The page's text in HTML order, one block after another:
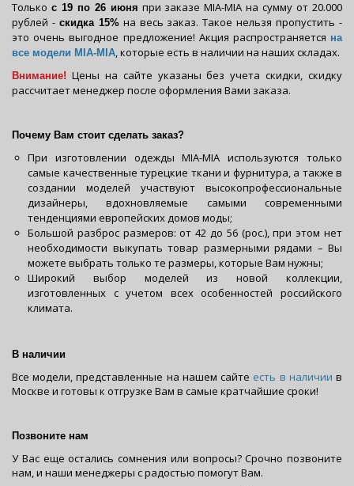
Только с 19 по 26 июня при заказе MIA-MIA на сумму от 20.000
рублей - скидка 15%на весь заказ. Такое нельзя пропустить -
это очень выгодное предложение! Акция распространяется на
все модели M IA-MIA, которые есть в наличии на наших складах.
Внимание! Цены на сайте указаны без учета скидки, скидку
рассчитает менеджер после оформления Вами заказа.
Почему Вам стоит сделать заказ?
При изготовлении одежды MIA-MIA используются только
самые качественные турецкие ткани и фурнитура, а также в
создании моделей участвуют высокопрофессиональные
дизайнеры, вдохновляемые самыми современными
тенденциями европейских домов моды;
Большой разброс размеров: от 42 до 56 (рос.), при этом нет
необходимости выкупать товар размерными рядами – Вы
можете выбрать только те размеры, которые Вам нужны;
Широкий выбор моделей из новой коллекции,
изготовленных с учетом всех особенностей российского
климата.
В наличии
Все модели, представленные на нашем сайте есть в наличии в
Москве и готовы к отгрузке Вам в самые кратчайшие сроки!
Позвоните нам
У Вас еще остались сомнения или вопросы? Срочно позвоните
нам, и наши менеджеры с радостью помогут Вам.